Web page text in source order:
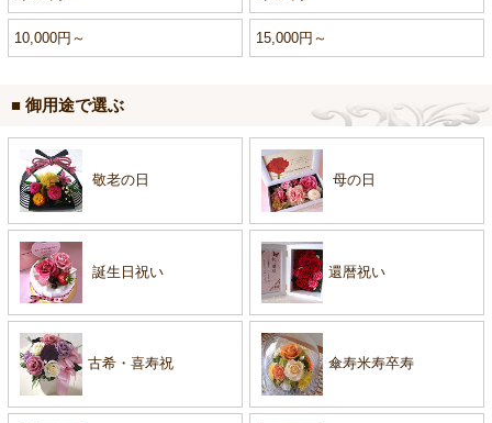
10,000円～ 15,000円～
■ 御用途で選ぶ
敬老の日 母の日
誕生日祝い 還暦祝い
古希・喜寿祝 傘寿米寿卒寿